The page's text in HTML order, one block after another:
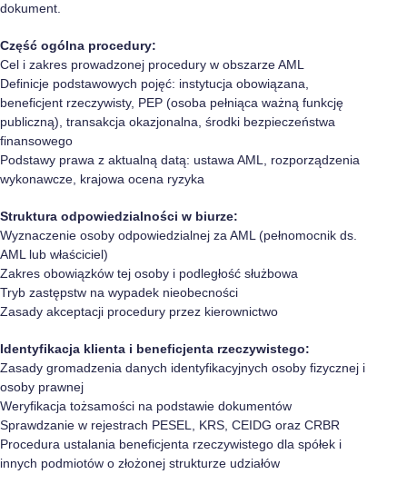
dokument.
Część ogólna procedury:
Cel i zakres prowadzonej procedury w obszarze AML
Definicje podstawowych pojęć: instytucja obowiązana,
beneficjent rzeczywisty, PEP (osoba pełniąca ważną funkcję
publiczną), transakcja okazjonalna, środki bezpieczeństwa
finansowego
Podstawy prawa z aktualną datą: ustawa AML, rozporządzenia
wykonawcze, krajowa ocena ryzyka
Struktura odpowiedzialności w biurze:
Wyznaczenie osoby odpowiedzialnej za AML (pełnomocnik ds.
AML lub właściciel)
Zakres obowiązków tej osoby i podległość służbowa
Tryb zastępstw na wypadek nieobecności
Zasady akceptacji procedury przez kierownictwo
Identyfikacja klienta i beneficjenta rzeczywistego:
Zasady gromadzenia danych identyfikacyjnych osoby fizycznej i
osoby prawnej
Weryfikacja tożsamości na podstawie dokumentów
Sprawdzanie w rejestrach PESEL, KRS, CEIDG oraz CRBR
Procedura ustalania beneficjenta rzeczywistego dla spółek i
innych podmiotów o złożonej strukturze udziałów